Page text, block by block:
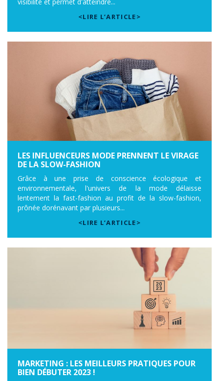
<LIRE L’ARTICLE>
LES INFLUENCEURS MODE PRENNENT LE VIRAGE
DE LA SLOW-FASHION
Grâce à une prise de conscience écologique et
environnementale, l'univers de la mode délaisse
lentement la fast-fashion au profit de la slow-fashion,
prônée dorénavant par plusieurs...
<LIRE L’ARTICLE>
MARKETING : LES MEILLEURS PRATIQUES POUR
BIEN DÉBUTER 2023 !